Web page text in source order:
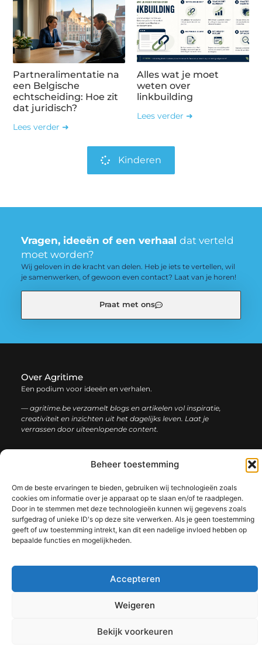
Beheer toestemming
Om de beste ervaringen te bieden, gebruiken wij technologieën zoals
cookies om informatie over je apparaat op te slaan en/of te raadplegen.
Door in te stemmen met deze technologieën kunnen wij gegevens zoals
surfgedrag of unieke ID's op deze site verwerken. Als je geen toestemming
geeft of uw toestemming intrekt, kan dit een nadelige invloed hebben op
bepaalde functies en mogelijkheden.
Accepteren
Weigeren
Bekijk voorkeuren
Partneralimentatie na
een Belgische
echtscheiding: Hoe zit
dat juridisch?
Lees verder ➜
Alles wat je moet
weten over
linkbuilding
Lees verder ➜
Kinderen
Vragen, ideeën of een verhaal dat verteld
moet worden?
Wij geloven in de kracht van delen. Heb je iets te vertellen, wil
je samenwerken, of gewoon even contact? Laat van je horen!
Praat met ons
Over Agritime
Een podium voor ideeën en verhalen.
— agritime.be verzamelt blogs en artikelen vol inspiratie,
creativiteit en inzichten uit het dagelijks leven. Laat je
verrassen door uiteenlopende content.
Bericht categorie
@2025 www.agritime.be. All Right Reserved.​